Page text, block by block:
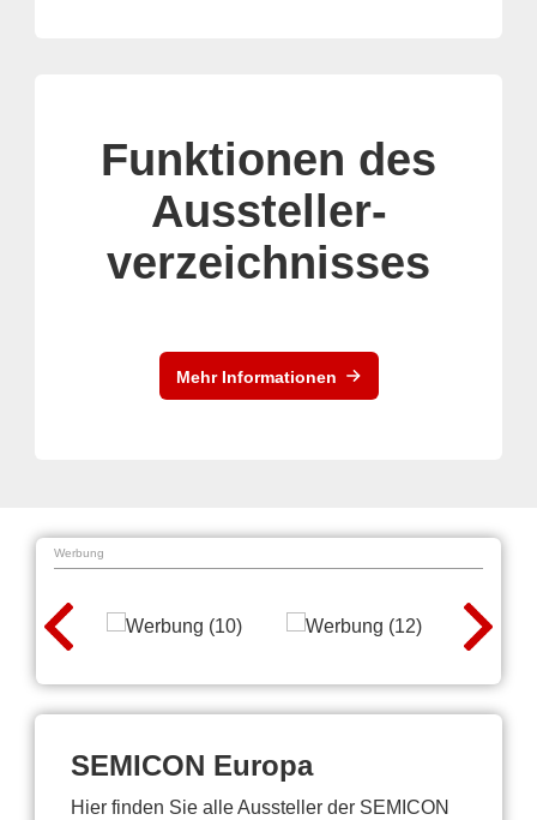
Funktionen des
Aussteller-
verzeichnisses
Mehr Informationen
Werbung
SEMICON Europa
Hier finden Sie alle Aussteller der SEMICON